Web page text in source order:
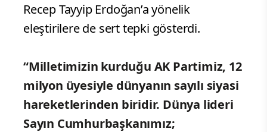
Recep Tayyip Erdoğan’a yönelik
eleştirilere de sert tepki gösterdi.
“Milletimizin kurduğu AK Partimiz, 12
milyon üyesiyle dünyanın sayılı siyasi
hareketlerinden biridir. Dünya lideri
Sayın Cumhurbaşkanımız;